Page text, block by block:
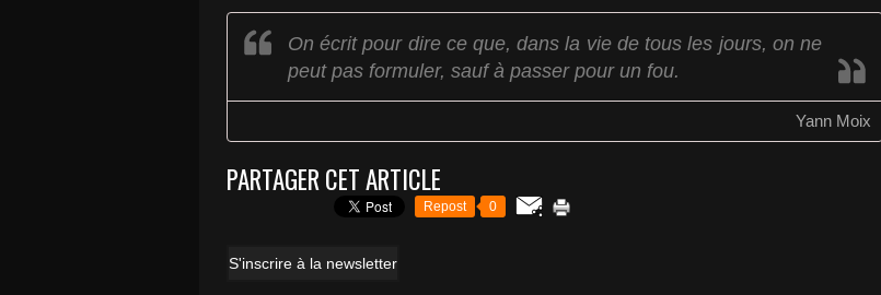
On écrit pour dire ce que, dans la vie de tous les jours, on ne
peut pas formuler, sauf à passer pour un fou.
Yann Moix
PARTAGER CET ARTICLE
Repost 0
S'inscrire à la newsletter